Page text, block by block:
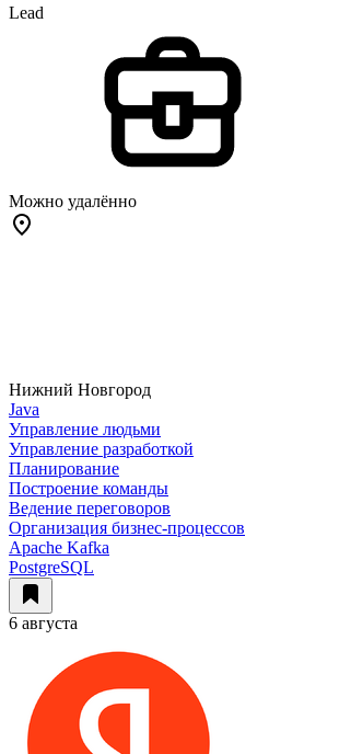
Lead
Можно удалённо
Нижний Новгород
Java
Управление людьми
Управление разработкой
Планирование
Построение команды
Ведение переговоров
Организация бизнес-процессов
Apache Kafka
PostgreSQL
6 августа